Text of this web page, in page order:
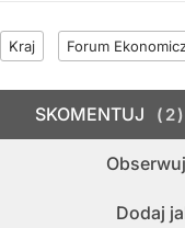
Kraj Forum
Dodaj
SKOMENTUJ 2